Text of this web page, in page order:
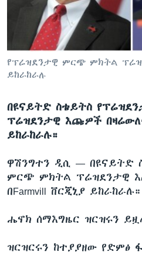
ቋንቋዎች
የፕሬዝደንታዊ ምርጭ ምክትል
ይከራከራሉ
በዩናይትድ ስቴይትስ
ፕሬዝደንታዊ እጩዎች በዛሬውለት
ይከራከራሉ።
ዋሽንግተን ዲሲ — በዩናይትድ
ምርጭ ምክትል ፕሬዝደንታዊ
በFarmvill ቨርጂኒያ ይከራከራሉ።
ሔኖክ ሰማእግዜር ዝርዝሩን
ዝርዝርሩን ከተያያዘው የድምፅ